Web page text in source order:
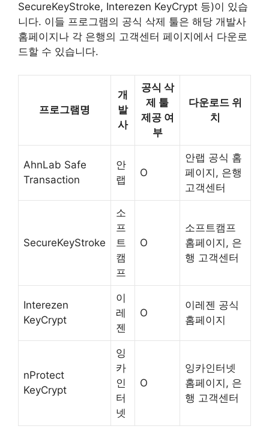
SecureKeyStroke, Interezen KeyCrypt 등)이 있습
니다. 이들 프로그램의 공식 삭제 툴은 해당 개발사
홈페이지나 각 은행의 고객센터 페이지에서 다운로
드할 수 있습니다.
프로그램명
개
발
사
공식 삭
제 툴
제공 여
부
다운로드 위
치
AhnLab Safe
Transaction
안
랩
O
안랩 공식 홈
페이지, 은행
고객센터
SecureKeyStroke
소
프
트
캠
프
O
소프트캠프
홈페이지, 은
행 고객센터
Interezen
KeyCrypt
이
레
젠
O
이레젠 공식
홈페이지
nProtect
KeyCrypt
잉
카
인
터
넷
O
잉카인터넷
홈페이지, 은
행 고객센터